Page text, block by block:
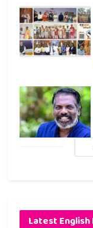
Latest English